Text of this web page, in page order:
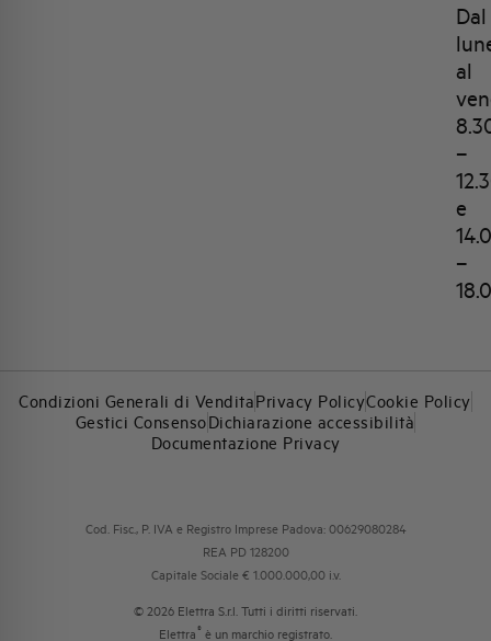
Dal
al
–
e
–
Condizioni Generali di VenditaPrivacy PolicyCookie Policy
Gestici ConsensoDichiarazione accessibilità
Documentazione Privacy
Cod. Fisc., P. IVA e Registro Imprese Padova: 00629080284
REA PD 128200
Capitale Sociale € 1.000.000,00 i.v.
© 2026 Elettra S.r.l. Tutti i diritti riservati.
Elettra ® è un marchio registrato.